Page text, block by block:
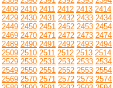
2409 2410 2411 2412 2413 2414
2429 2430 2431 2432 2433 2434
2449 2450 2451 2452 2453 2454
2469 2470 2471 2472 2473 2474
2489 2490 2491 2492 2493 2494
2509 2510 2511 2512 2513 2514
2529 2530 2531 2532 2533 2534
2549 2550 2551 2552 2553 2554
2569 2570 2571 2572 2573 2574